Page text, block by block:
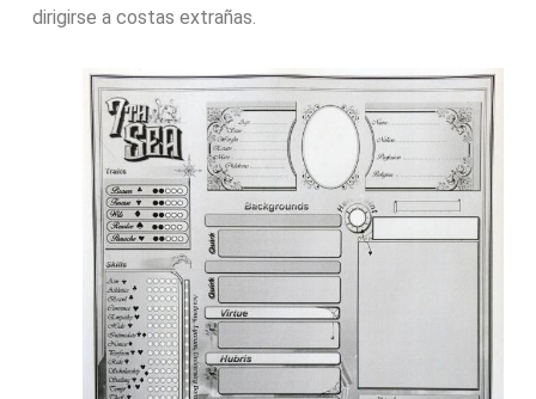
dirigirse a costas extrañas.